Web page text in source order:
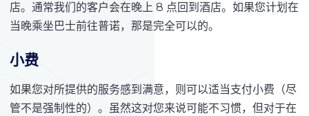
店。通常我们的客户会在晚上 8 点回到酒店。如果您计划在
当晚乘坐巴士前往普诺，那是完全可以的。
小费
如果您对所提供的服务感到满意，则可以适当支付小费（尽
管不是强制性的）。虽然这对您来说可能不习惯，但对于在